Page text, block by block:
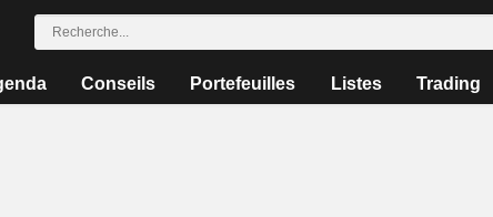
Conseils Portefeuilles Listes Trading